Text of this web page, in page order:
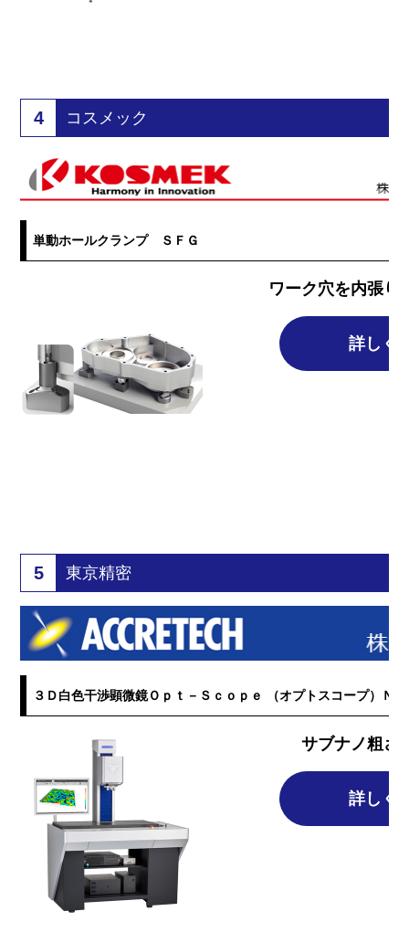
4 コスメック
単動ホールクランプ ＳＦＧ
ワーク穴を内張り
詳しく
5 東京精密
３Ｄ白色干渉顕微鏡Ｏｐｔ－Ｓｃｏｐｅ （オプトスコープ）Ｎ
サブナノ粗さ
詳しく